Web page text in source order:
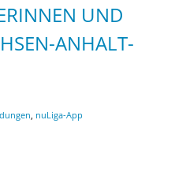
UND
ANHALT-
nuLiga-App